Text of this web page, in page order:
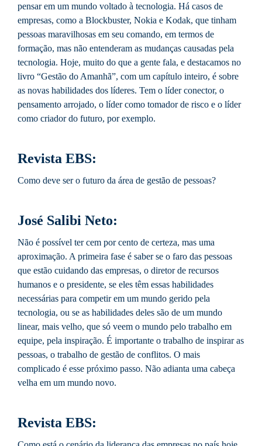
pensar em um mundo voltado à tecnologia. Há casos de
empresas, como a Blockbuster, Nokia e Kodak, que tinham
pessoas maravilhosas em seu comando, em termos de
formação, mas não entenderam as mudanças causadas pela
tecnologia. Hoje, muito do que a gente fala, e destacamos no
livro “Gestão do Amanhã”, com um capítulo inteiro, é sobre
as novas habilidades dos líderes. Tem o líder conector, o
pensamento arrojado, o líder como tomador de risco e o líder
como criador do futuro, por exemplo.
Revista EBS:
Como deve ser o futuro da área de gestão de pessoas?
José Salibi Neto:
Não é possível ter cem por cento de certeza, mas uma
aproximação. A primeira fase é saber se o faro das pessoas
que estão cuidando das empresas, o diretor de recursos
humanos e o presidente, se eles têm essas habilidades
necessárias para competir em um mundo gerido pela
tecnologia, ou se as habilidades deles são de um mundo
linear, mais velho, que só veem o mundo pelo trabalho em
equipe, pela inspiração. É importante o trabalho de inspirar as
pessoas, o trabalho de gestão de conflitos. O mais
complicado é esse próximo passo. Não adianta uma cabeça
velha em um mundo novo.
Revista EBS: